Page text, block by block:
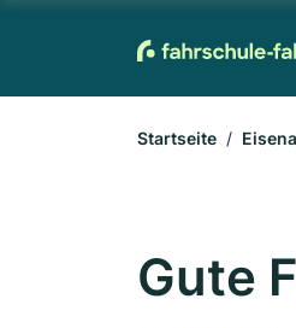
Startseite
Gute